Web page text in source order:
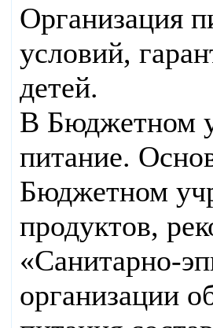
Организация
условий,
детей.
В Бюджетном
питание.
Бюджетном
продуктов,
«Санитарно-
организации